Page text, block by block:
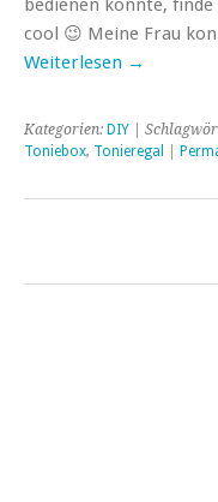
bedienen konnte,
cool 😉 Meine Frau
Weiterlesen →
Kategorien: DIY |
Toniebox, Tonieregal